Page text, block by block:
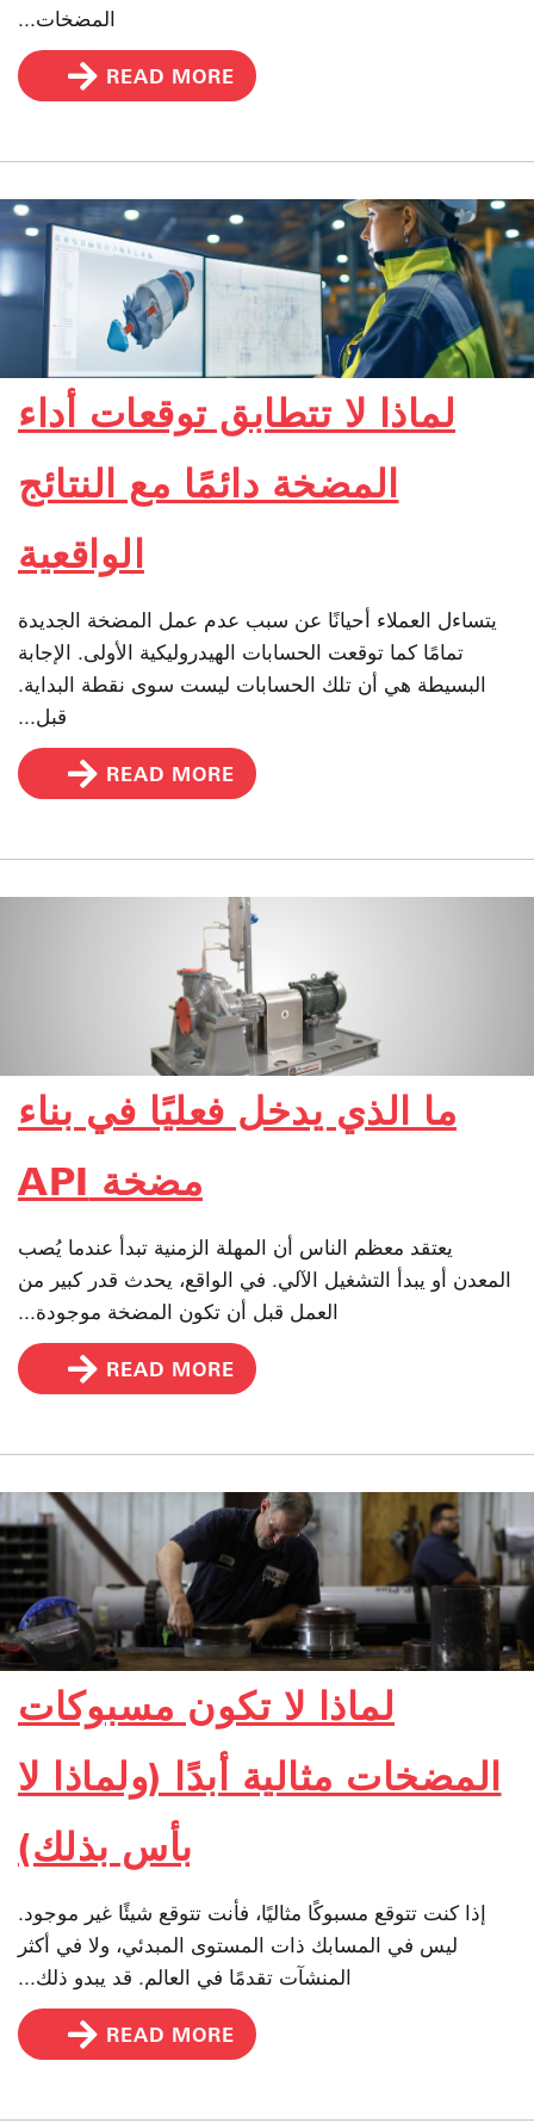
المضخات...
READ MORE
لماذا لا تتطابق توقعات أداء
المضخة دائمًا مع النتائج
الواقعية
يتساءل العملاء أحيانًا عن سبب عدم عمل المضخة الجديدة
تمامًا كما توقعت الحسابات الهيدروليكية الأولى. الإجابة
البسيطة هي أن تلك الحسابات ليست سوى نقطة البداية.
قبل...
READ MORE
ما الذي يدخل فعليًا في بناء
مضخة API
يعتقد معظم الناس أن المهلة الزمنية تبدأ عندما يُصب
المعدن أو يبدأ التشغيل الآلي. في الواقع، يحدث قدر كبير من
العمل قبل أن تكون المضخة موجودة...
READ MORE
لماذا لا تكون مسبوكات
المضخات مثالية أبدًا (ولماذا لا
بأس بذلك)
إذا كنت تتوقع مسبوكًا مثاليًا، فأنت تتوقع شيئًا غير موجود.
ليس في المسابك ذات المستوى المبدئي، ولا في أكثر
المنشآت تقدمًا في العالم. قد يبدو ذلك...
READ MORE